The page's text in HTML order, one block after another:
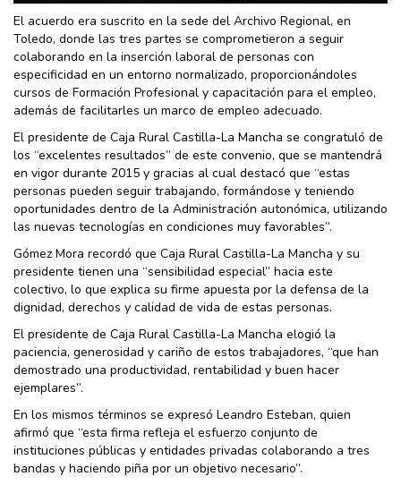
El acuerdo era suscrito en la sede del Archivo Regional, en
Toledo, donde las tres partes se comprometieron a seguir
colaborando en la inserción laboral de personas con
especificidad en un entorno normalizado, proporcionándoles
cursos de Formación Profesional y capacitación para el empleo,
además de facilitarles un marco de empleo adecuado.
El presidente de Caja Rural Castilla-La Mancha se congratuló de
los “excelentes resultados” de este convenio, que se mantendrá
en vigor durante 2015 y gracias al cual destacó que “estas
personas pueden seguir trabajando, formándose y teniendo
oportunidades dentro de la Administración autonómica, utilizando
las nuevas tecnologías en condiciones muy favorables”.
Gómez Mora recordó que Caja Rural Castilla-La Mancha y su
presidente tienen una “sensibilidad especial” hacia este
colectivo, lo que explica su firme apuesta por la defensa de la
dignidad, derechos y calidad de vida de estas personas.
El presidente de Caja Rural Castilla-La Mancha elogió la
paciencia, generosidad y cariño de estos trabajadores, “que han
demostrado una productividad, rentabilidad y buen hacer
ejemplares”.
En los mismos términos se expresó Leandro Esteban, quien
afirmó que “esta firma refleja el esfuerzo conjunto de
instituciones públicas y entidades privadas colaborando a tres
bandas y haciendo piña por un objetivo necesario”.